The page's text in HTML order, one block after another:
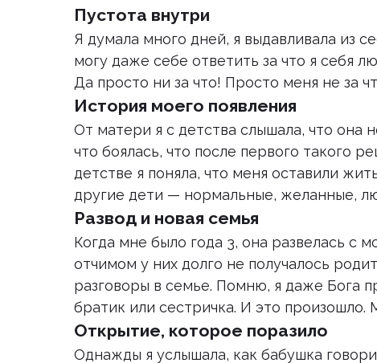
Пустота внутри
Я думала много дней, я выдавливала из
могу даже себе ответить за что я себя
Да просто ни за что! Просто меня не за
История моего появления
От матери я с детства слышала, что она
что боялась, что после первого такого
детстве я поняла, что меня оставили
другие дети — нормальные, желанные,
Развод и новая семья
Когда мне было года 3, она развелась с
отчимом у них долго не получалось
разговоры в семье. Помню, я даже Бога
братик или сестричка. И это произошло.
Открытие, которое поразило
Однажды я услышала, как бабушка